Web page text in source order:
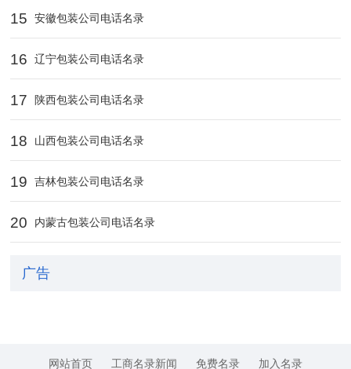
15 安徽包装公司电话名录
16 辽宁包装公司电话名录
17 陕西包装公司电话名录
18 山西包装公司电话名录
19 吉林包装公司电话名录
20 内蒙古包装公司电话名录
广告
网站首页 工商名录新闻 免费名录 加入名录